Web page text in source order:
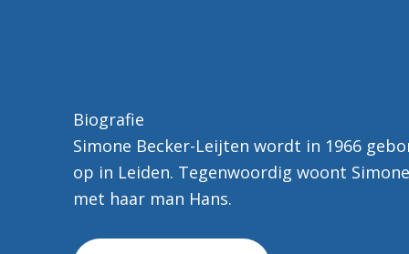
Biografie
Simone Becker-Leijten wordt in 1966
op in Leiden. Tegenwoordig woont
met haar man Hans.